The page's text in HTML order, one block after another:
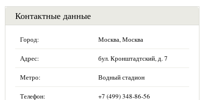
Контактные данные
Город: Москва, Москва
Адрес: бул. Кронштадтский, д. 7
Метро: Водный стадион
Телефон: +7 (499) 348-86-56